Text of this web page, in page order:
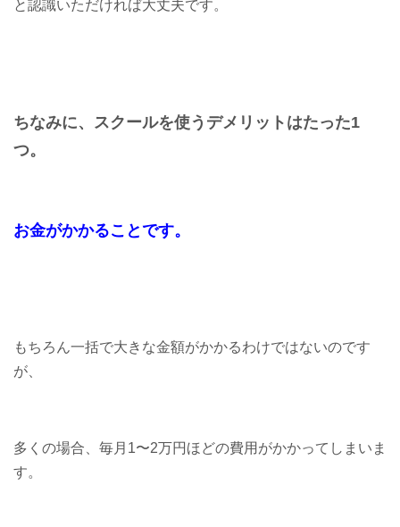
と認識いただければ大丈夫です。
ちなみに、スクールを使うデメリットはたった1
つ。
お金がかかることです。
もちろん一括で大きな金額がかかるわけではないのです
が、
多くの場合、毎月1〜2万円ほどの費用がかかってしまいま
す。